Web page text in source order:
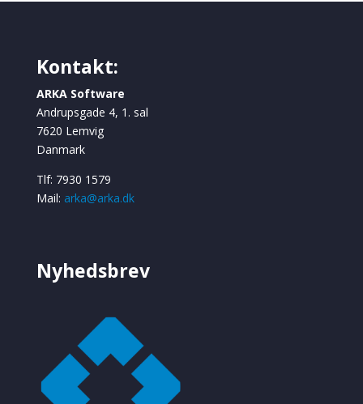
Kontakt:
ARKA Software
Andrupsgade 4, 1. sal
7620 Lemvig
Danmark
Tlf: 7930 1579
Mail: arka@arka.dk
Nyhedsbrev